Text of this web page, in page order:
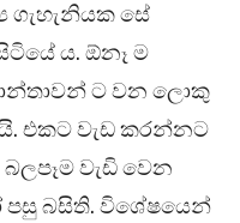
ගැහැනියක සේ
ය. ඕනෑ ම
ට වන ලොකු
එකට වැඩ කරන්නට
වැඩි වෙන
බසිති. විශේෂයෙන්